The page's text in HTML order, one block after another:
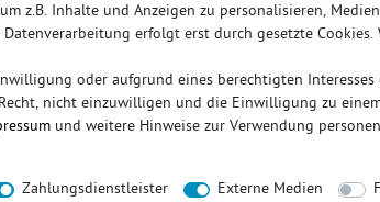
EISENMANN, ULTER SPORT, NOVUS
endrohr downpipe komplettanlage friedrich
ulter vorschalldämpfer fsw duplex milltek
Lieferzeiten für andere Länder entnehmen Sie bitte der Schaltfläche
um z.B. Inhalte und Anzeigen zu personalisieren,
Datenverarbeitung erfolgt erst durch gesetzte
oder aufgrund eines berechtigten
nicht einzuwilligen und die Einwilligung zu
und weitere Hinweise zur Verwendung
Zahlungsdienstleister Externe Medien